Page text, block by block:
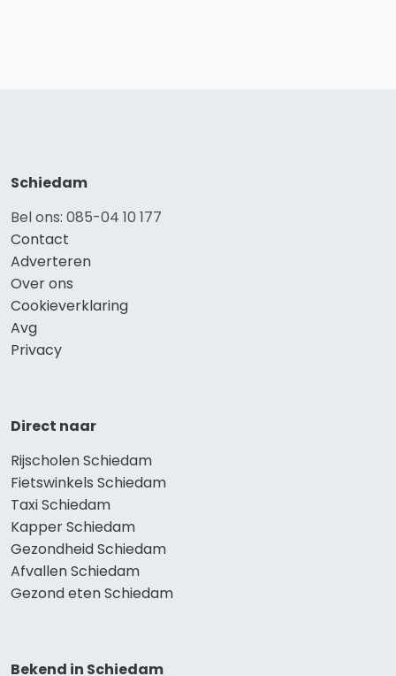
Schiedam
Bel ons: 085-04 10 177
Contact
Adverteren
Over ons
Cookieverklaring
Avg
Privacy
Direct naar
Rijscholen Schiedam
Fietswinkels Schiedam
Taxi Schiedam
Kapper Schiedam
Gezondheid Schiedam
Afvallen Schiedam
Gezond eten Schiedam
Bekend in Schiedam